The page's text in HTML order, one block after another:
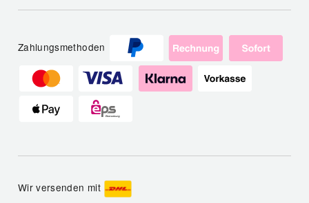
Zahlungsmethoden
Wir versenden mit